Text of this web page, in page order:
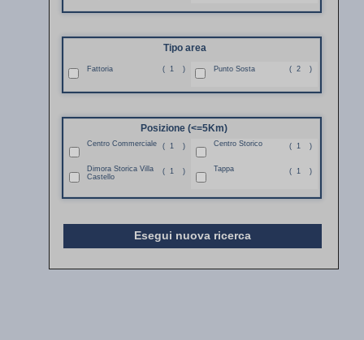
Tipo area
Fattoria ( 1 ) Punto Sosta ( 2 )
Posizione (<=5Km)
Centro Commerciale ( 1 ) Centro Storico ( 1 )
Dimora Storica Villa
Castello
( 1 ) Tappa ( 1 )
Esegui nuova ricerca